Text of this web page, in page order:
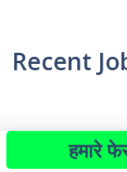
Recent
हमारे